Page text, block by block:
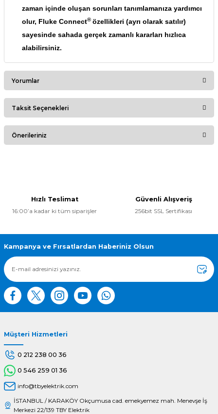
zaman içinde oluşan sorunları tanımlamanıza yardımcı
olur, Fluke Connect® özellikleri (ayrı olarak satılır)
sayesinde sahada gerçek zamanlı kararları hızlıca
alabilirsiniz.
Yorumlar
Bu ürüne ilk yorumu siz yapın!
Taksit Seçenekleri
Önerileriniz
Ürün bilgilerinde hatalar bulunuyor.
Ürün fiyatı diğer sitelerden daha pahalı.
Bu ürüne benzer farklı alternatifler olmalı.
Hızlı Teslimat
16:00’a kadar ki tüm siparişler
Güvenli Alışveriş
256bit SSL Sertifikası
Kampanya ve Fırsatlardan Haberiniz Olsun
Müşteri Hizmetleri
0 212 238 00 36
0 546 259 01 36
info@tbyelektrik.com
İSTANBUL / KARAKÖY Okçumusa cad. emekyemez mah. Menevşe İş
Merkezi 22/139 TBY Elektrik